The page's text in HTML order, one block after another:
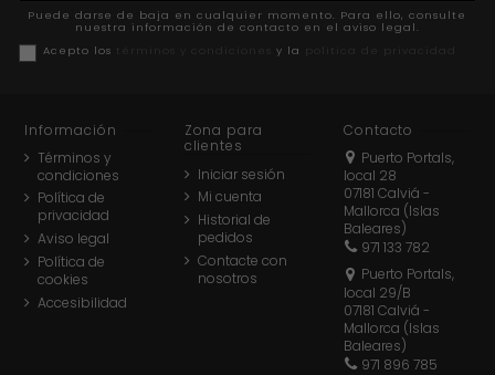
Puede darse de baja en cualquier momento. Para ello, consulte
nuestra información de contacto en el aviso legal.
Acepto los
y la
Información
Términos y
condiciones
Política de
privacidad
Aviso legal
Política de
cookies
Accesibilidad
Zona para
clientes
Iniciar sesión
Mi cuenta
Historial de
pedidos
Contacte con
nosotros
Contacto
Puerto Portals,
local 28
07181 Calviá -
Mallorca (Islas
Baleares)
971 133 782
Puerto Portals,
local 29/B
07181 Calviá -
Mallorca (Islas
Baleares)
971 896 785